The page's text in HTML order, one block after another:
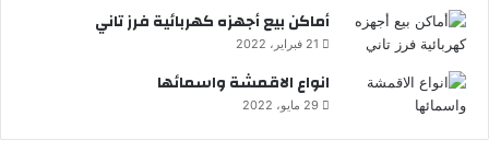
أماكن بيع أجهزه كهربائية فرز تاني
21 فبراير، 2022
انواع الاقمشة واسمائها
29 مايو، 2022